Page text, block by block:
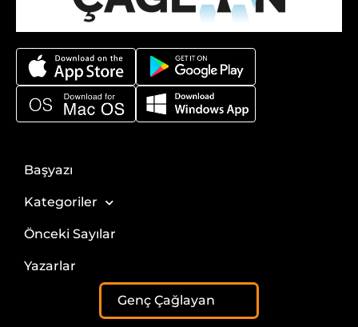
Başyazı
Kategoriler
Önceki Sayılar
Yazarlar
Genç Çağlayan